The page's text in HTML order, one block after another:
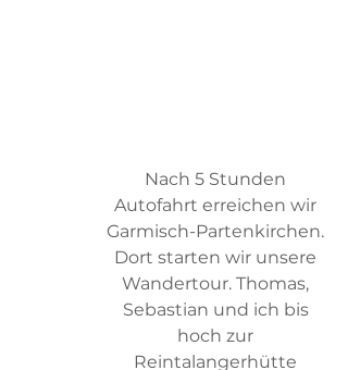
Nach 5 Stunden
Autofahrt erreichen wir
Garmisch-Partenkirchen.
Dort starten wir unsere
Wandertour. Thomas,
Sebastian und ich bis
hoch zur
Reintalangerhütte